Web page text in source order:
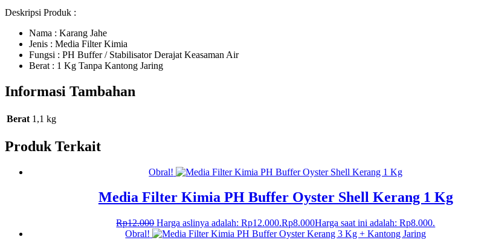
Deskripsi Produk :
Nama : Karang Jahe
Jenis : Media Filter Kimia
Fungsi : PH Buffer / Stabilisator Derajat Keasaman Air
Berat : 1 Kg Tanpa Kantong Jaring
Informasi Tambahan
Berat 1,1 kg
Produk Terkait
Obral!
Media Filter Kimia PH Buffer Oyster Shell Kerang 1 Kg
Rp12.000 Harga aslinya adalah: Rp12.000.Rp8.000Harga saat ini adalah: Rp8.000.
Obral!